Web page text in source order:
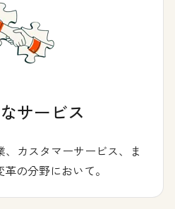
サービス
カスタマーサービス、ま
の分野において。